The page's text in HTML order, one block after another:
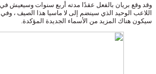
وقد وقع بريان بالفعل عقدًا مدته أربع سنوات وسيعيش في
اللاعب الوحيد الذي سينضم إلى لا ماسيا هذا الصيف ، وفي
سيكون هناك المزيد من الأسماء الجديدة المؤكدة.